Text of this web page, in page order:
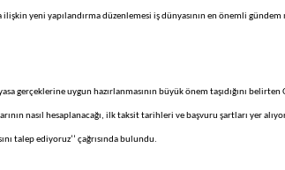
ilişkin yeni yapılandırma düzenlemesi iş dünyasının en önemli
gerçeklerine uygun hazırlanmasının büyük önem taşıdığını belirten
nasıl hesaplanacağı, ilk taksit tarihleri ve başvuru şartları yer
talep ediyoruz’’ çağrısında bulundu.